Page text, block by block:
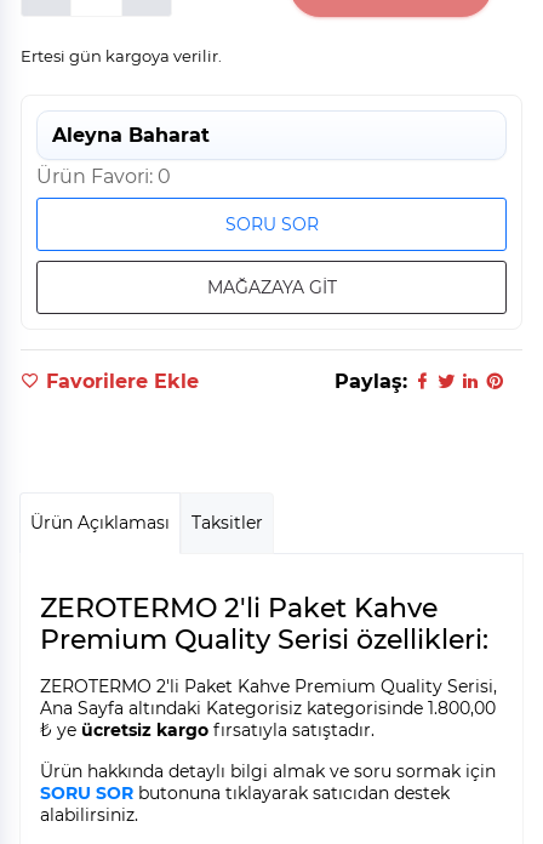
Ertesi gün kargoya verilir.
Aleyna Baharat
Ürün Favori: 0
SORU SOR
MAĞAZAYA GİT
Favorilere Ekle Paylaş:
Ürün Açıklaması Taksitler
ZEROTERMO 2'li Paket Kahve
Premium Quality Serisi özellikleri:
ZEROTERMO 2'li Paket Kahve Premium Quality Serisi,
Ana Sayfa altındaki Kategorisiz kategorisinde 1.800,00
₺ ye ücretsiz kargo fırsatıyla satıştadır.
Ürün hakkında detaylı bilgi almak ve soru sormak için
SORU SOR butonuna tıklayarak satıcıdan destek
alabilirsiniz.